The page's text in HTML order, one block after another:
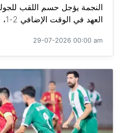
النجمة يؤجل حسم اللقب
العهد في الوقت الإضافي 2-1، في الجولة ال...
29-07-2026 00:00 am